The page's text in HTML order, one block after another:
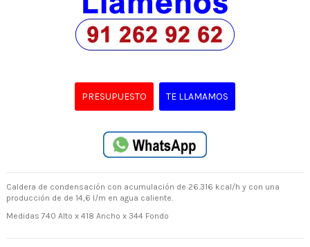
PRESUPUESTO TE LLAMAMOS
Caldera de condensación con acumulación de 26.316 kcal/h y con una
producción de de 14,6 l/m en agua caliente.
Medidas 740 Alto x 418 Ancho x 344 Fondo